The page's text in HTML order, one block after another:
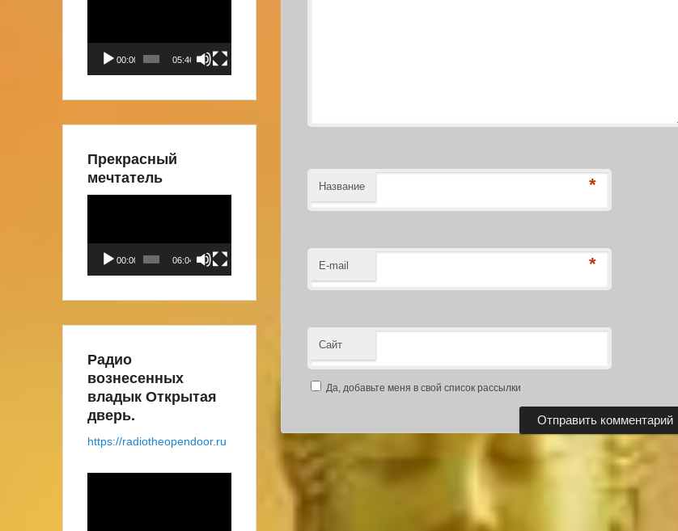
Название *
E-mail *
Сайт
Да, добавьте меня в свой список рассылки
00:00 05:46
Прекрасный
мечтатель
00:00 06:04
Радио
вознесенных
владык Открытая
дверь.
https://radiotheopendoor.ru